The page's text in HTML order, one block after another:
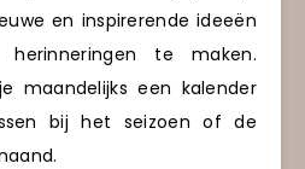
en inspirerende ideeën
te maken.
maandelijks een kalender
bij het seizoen of de